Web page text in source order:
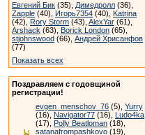
Евгений Бик (35), Димедролл (36),
Zapple (40), Игорь7354 (40), Katrina
(42), Rory Storm (43), AlexYar (61),
Arshack (63), Borick London (65),
stjohnswood (66), Андрей Хрисанфов
(77)
Показать всех
Поздравляем с годовщиной
регистрации!
evgen_menschov_76 (5), Yurry
(16), Navigator77 (16), Ludo4ka
(17), Polly Beatloman (18),
satanafrompashkovo (19),